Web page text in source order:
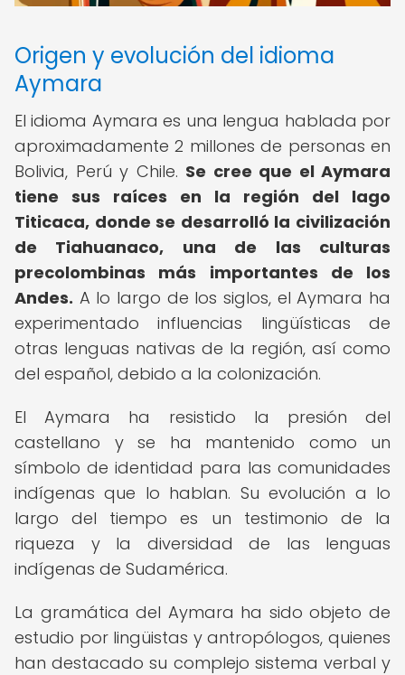
Origen y evolución del idioma
Aymara
El idioma Aymara es una lengua hablada por
aproximadamente 2 millones de personas en
Bolivia, Perú y Chile. Se cree que el Aymara
tiene sus raíces en la región del lago
Titicaca, donde se desarrolló la civilización
de Tiahuanaco, una de las culturas
precolombinas más importantes de los
Andes. A lo largo de los siglos, el Aymara ha
experimentado influencias lingüísticas de
otras lenguas nativas de la región, así como
del español, debido a la colonización.
El Aymara ha resistido la presión del
castellano y se ha mantenido como un
símbolo de identidad para las comunidades
indígenas que lo hablan. Su evolución a lo
largo del tiempo es un testimonio de la
riqueza y la diversidad de las lenguas
indígenas de Sudamérica.
La gramática del Aymara ha sido objeto de
estudio por lingüistas y antropólogos, quienes
han destacado su complejo sistema verbal y